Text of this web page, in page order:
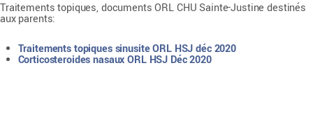
Traitements topiques, documents ORL CHU Sainte-Justine destinés
aux parents:
Traitements topiques sinusite ORL HSJ déc 2020
Corticosteroides nasaux ORL HSJ Déc 2020